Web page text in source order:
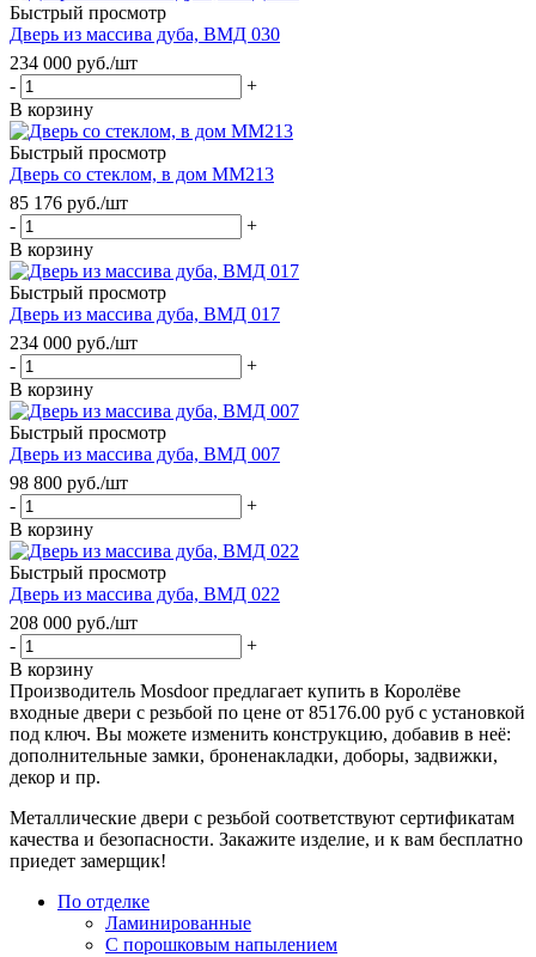
Быстрый просмотр
Дверь из массива дуба, ВМД 030
234 000 руб./шт
-
+
В корзину
Быстрый просмотр
Дверь со стеклом, в дом ММ213
85 176 руб./шт
-
+
В корзину
Быстрый просмотр
Дверь из массива дуба, ВМД 017
234 000 руб./шт
-
+
В корзину
Быстрый просмотр
Дверь из массива дуба, ВМД 007
98 800 руб./шт
-
+
В корзину
Быстрый просмотр
Дверь из массива дуба, ВМД 022
208 000 руб./шт
-
+
В корзину
Производитель Mosdoor предлагает купить в Королёве
входные двери с резьбой по цене от 85176.00 руб с установкой
под ключ. Вы можете изменить конструкцию, добавив в неё:
дополнительные замки, броненакладки, доборы, задвижки,
декор и пр.
Металлические двери с резьбой соответствуют сертификатам
качества и безопасности. Закажите изделие, и к вам бесплатно
приедет замерщик!
По отделке
Ламинированные
С порошковым напылением